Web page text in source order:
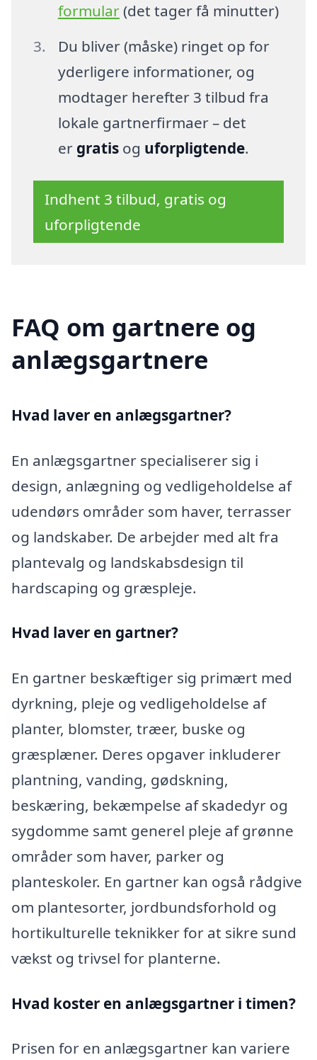
formular(det tager få minutter)
Du bliver (måske) ringet op for
yderligere informationer, og
modtager herefter 3 tilbud fra
lokale gartnerfirmaer – det
er gratisog uforpligtende.
Indhent 3 tilbud, gratis og
uforpligtende
FAQ om gartnere og
anlægsgartnere
Hvad laver en anlægsgartner?
En anlægsgartner specialiserer sig i
design, anlægning og vedligeholdelse af
udendørs områder som haver, terrasser
og landskaber. De arbejder med alt fra
plantevalg og landskabsdesign til
hardscaping og græspleje.
Hvad laver en gartner?
En gartner beskæftiger sig primært med
dyrkning, pleje og vedligeholdelse af
planter, blomster, træer, buske og
græsplæner. Deres opgaver inkluderer
plantning, vanding, gødskning,
beskæring, bekæmpelse af skadedyr og
sygdomme samt generel pleje af grønne
områder som haver, parker og
planteskoler. En gartner kan også rådgive
om plantesorter, jordbundsforhold og
hortikulturelle teknikker for at sikre sund
vækst og trivsel for planterne.
Hvad koster en anlægsgartner i timen?
Prisen for en anlægsgartner kan variere